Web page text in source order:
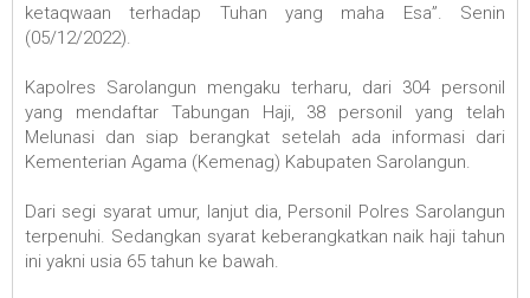
ketaqwaan terhadap Tuhan yang maha Esa”. Senin
(05/12/2022).
Kapolres Sarolangun mengaku terharu, dari 304 personil
yang mendaftar Tabungan Haji, 38 personil yang telah
Melunasi dan siap berangkat setelah ada informasi dari
Kementerian Agama (Kemenag) Kabupaten Sarolangun.
Dari segi syarat umur, lanjut dia, Personil Polres Sarolangun
terpenuhi. Sedangkan syarat keberangkatkan naik haji tahun
ini yakni usia 65 tahun ke bawah.